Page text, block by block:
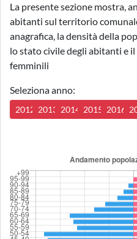
La presente sezione mostra,
abitanti sul territorio
anagrafica, la densità della
lo stato civile degli abitanti e
femminili
Seleziona anno:
2012 2013 2014 2015 2016